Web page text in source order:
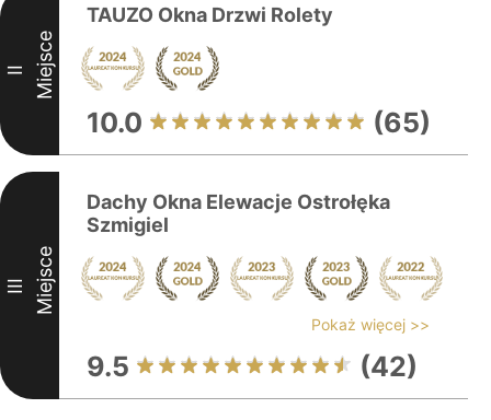
II Miejsce
TAUZO Okna Drzwi Rolety
10.0 (65)
III Miejsce
Dachy Okna Elewacje Ostrołęka
Szmigiel
Pokaż więcej >>
9.5 (42)